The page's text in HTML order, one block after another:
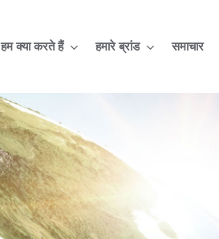
हम क्या करते हैं हमारे ब्रांड समाचार